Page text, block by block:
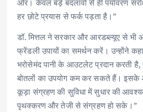
ओर। केवल बड़े बदलावों से ही पर्यावरण
हर छोटे प्रयास से फर्क पड़ता है।”
डॉ. मित्तल ने सरकार और आरडब्ल्यूए से भी
फ्रेंडली उपायों का समर्थन करें। उन्होंने
भरोसेमंद पानी के आउटलेट प्रदान करती है,
बोतलों का उपयोग कम कर सकते हैं। इसके
कूड़ा संग्रहण की सुविधा में सुधार की
पृथक्करण और तेजी से संग्रहण हो सके।”